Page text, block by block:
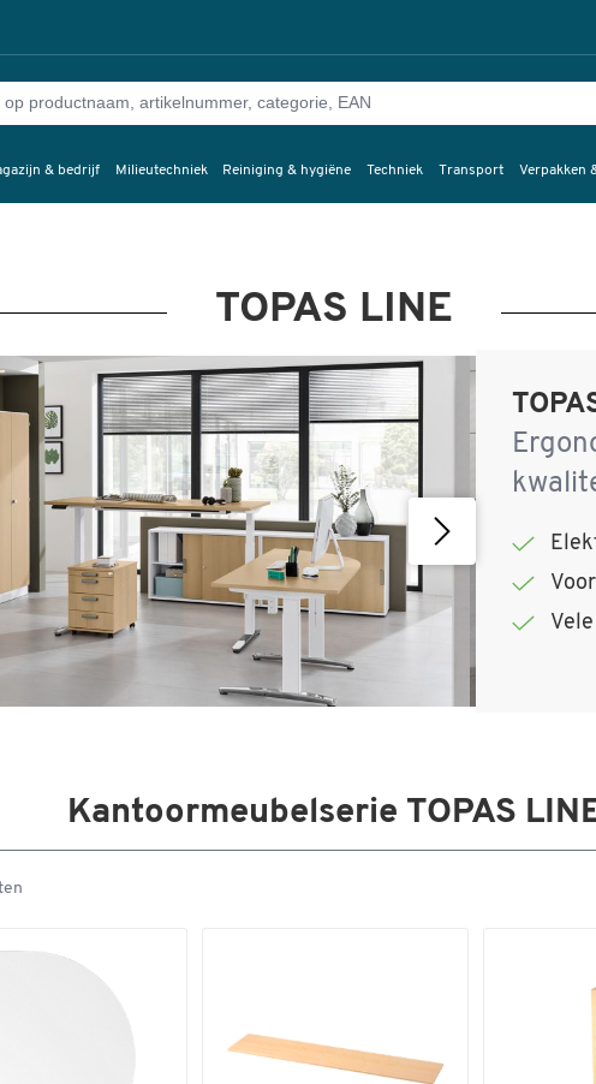
& bedrijf Milieutechniek Reiniging & hygiëne Techniek Transport Verpakken
TOPAS LINE
Kantoormeubelserie TOPAS